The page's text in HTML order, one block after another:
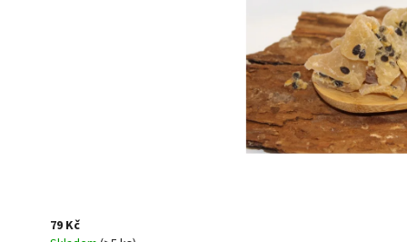
79 Kč